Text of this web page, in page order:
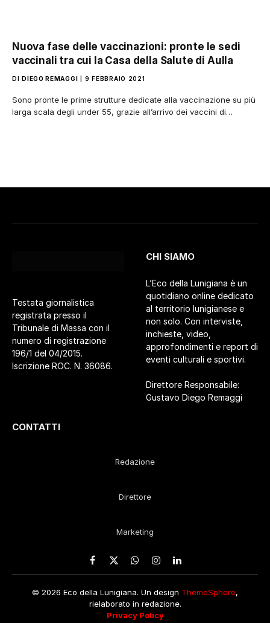
Nuova fase delle vaccinazioni: pronte le sedi
vaccinali tra cui la Casa della Salute di Aulla
DI DIEGO REMAGGI 9 FEBBRAIO 2021
Sono pronte le prime strutture dedicate alla vaccinazione su più
larga scala degli under 55, grazie all’arrivo dei vaccini di…
Testata giornalistica
registrata presso il
Tribunale di Massa con il
numero di registrazione
196/1 del 04/2015.
Iscrizione ROC. N. 36086.
CHI SIAMO
L’Eco della Lunigiana è un
quotidiano online dedicato
al territorio lunigianese e
non solo. Con interviste,
inchieste, video,
approfondimenti e report di
eventi culturali e sportivi.
Direttore Responsabile:
Gustavo Diego Remaggi
CONTATTI
Redazione
Direttore
Marketing
Facebook
X
WhatsApp
Instagram
LinkedIn
© 2026 Eco della Lunigiana. Un design ThemeSphere,
rielaborato in redazione.
Privacy Policy